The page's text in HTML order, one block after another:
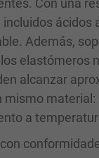
Con una
ácidos
Además,
elastómeros
alcanzar
mismo
a